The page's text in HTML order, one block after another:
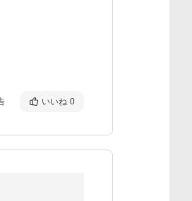
いいね 0